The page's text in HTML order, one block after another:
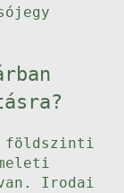
földszinti
Irodai